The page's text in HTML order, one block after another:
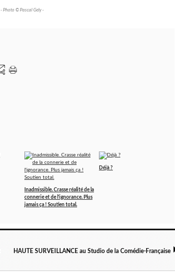
- Photo © Pascal Gely -
Inadmissible. Crasse réalité de la
connerie et de l'ignorance. Plus
jamais ça ! Soutien total.
Déjà ?
HAUTE SURVEILLANCE au Studio de la Comédie-Française